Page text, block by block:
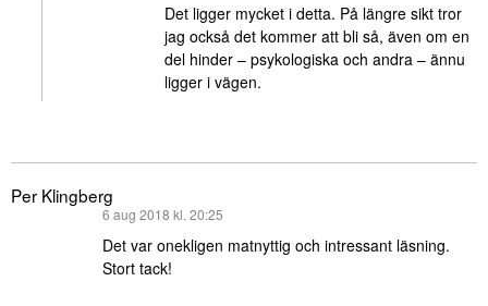
Det ligger mycket i detta. På längre sikt tror
jag också det kommer att bli så, även om en
del hinder – psykologiska och andra – ännu
ligger i vägen.
Per Klingberg
6 aug 2018 kl. 20:25
Det var onekligen matnyttig och intressant läsning.
Stort tack!